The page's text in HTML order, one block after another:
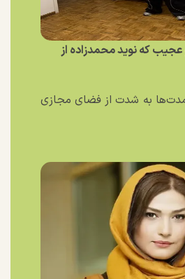
که نوید محمدزاده از
مدت‌ها به شدت از فضای مجازی